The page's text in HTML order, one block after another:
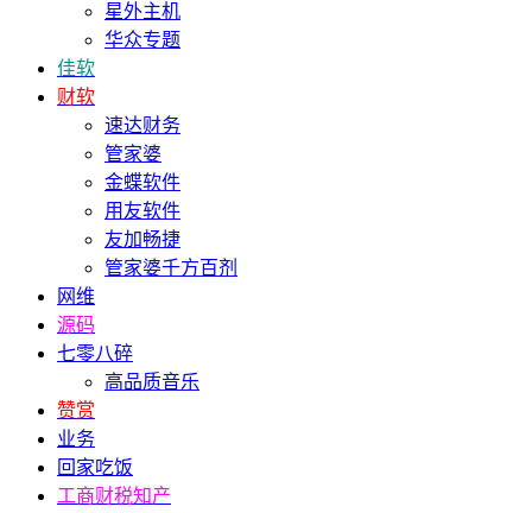
星外主机
华众专题
佳软
财软
速达财务
管家婆
金蝶软件
用友软件
友加畅捷
管家婆千方百剂
网维
源码
七零八碎
高品质音乐
赞赏
业务
回家吃饭
工商财税知产